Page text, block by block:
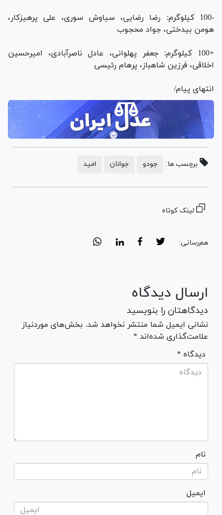
-100 کیلوگرم: رضا رضایی، سیاوش سوری، علی پرهیزکار،
هومن بیدختی، جواد محجوب
+100 کیلوگرم: جعفر پهلوانی، عادل ناصرآبادی، امیرحسین
اخلاقی، فرزین شاهباز، پرهام رئیسی
انتهای پیام/
برچسب ها: جودو جوانان امید
لینک کوتاه
هم‌رسانی:
ارسال دیدگاه
دیدگاهتان را بنویسید
نشانی ایمیل شما منتشر نخواهد شد. بخش‌های موردنیاز
علامت‌گذاری شده‌اند *
* دیدگاه
نام
ایمیل